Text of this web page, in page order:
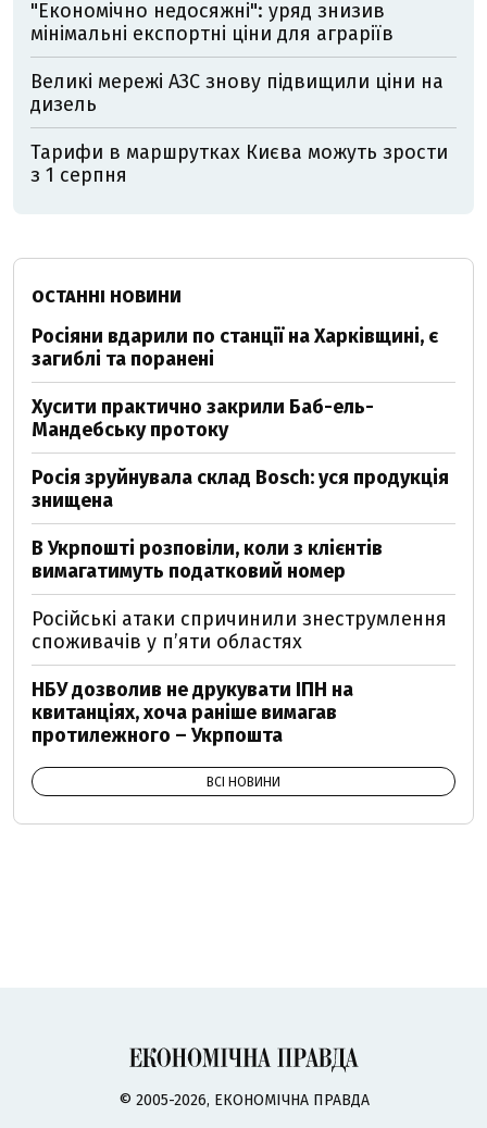
"Економічно недосяжні": уряд знизив
мінімальні експортні ціни для аграріїв
Великі мережі АЗС знову підвищили ціни на
дизель
Тарифи в маршрутках Києва можуть зрости
з 1 серпня
ОСТАННІ НОВИНИ
Росіяни вдарили по станції на Харківщині, є
загиблі та поранені
Хусити практично закрили Баб-ель-
Мандебську протоку
Росія зруйнувала склад Bosch: уся продукція
знищена
В Укрпошті розповіли, коли з клієнтів
вимагатимуть податковий номер
Російські атаки спричинили знеструмлення
споживачів у п’яти областях
НБУ дозволив не друкувати ІПН на
квитанціях, хоча раніше вимагав
протилежного – Укрпошта
ВСІ НОВИНИ
© 2005-2026, ЕКОНОМІЧНА ПРАВДА